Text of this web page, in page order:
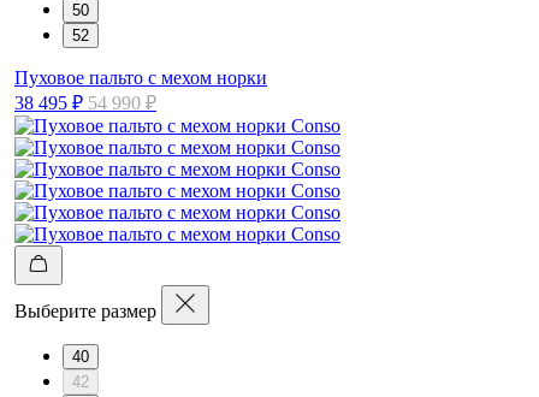
50
52
Пуховое пальто с мехом норки
38 495 ₽ 54 990 ₽
Выберите размер
40
42